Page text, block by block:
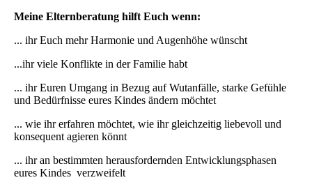
Meine Elternberatung hilft Euch wenn:
... ihr Euch mehr Harmonie und Augenhöhe wünscht
...ihr viele Konflikte in der Familie habt
... ihr Euren Umgang in Bezug auf Wutanfälle, starke Gefühle
und Bedürfnisse eures Kindes ändern möchtet
... wie ihr erfahren möchtet, wie ihr gleichzeitig liebevoll und
konsequent agieren könnt
... ihr an bestimmten herausfordernden Entwicklungsphasen
eures Kindes verzweifelt